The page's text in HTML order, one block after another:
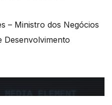
– Ministro dos Negócios
Desenvolvimento